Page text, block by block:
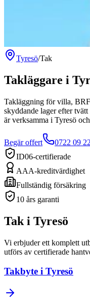
Tyresö/Tak
Takläggare i
Takläggning för villa,
skyddande lager efter
är verksamma i Tyresö
Begär offert
0722 09
ID06-certifierade
AAA-kreditvärdighet
Fullständig försäkring
10 års garanti
Tak i Tyresö
Vi erbjuder ett komplett
utförs av certifierade
Takbyte i Tyresö